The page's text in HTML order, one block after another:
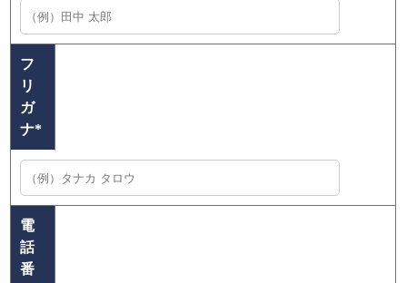
フ
リ
ガ
ナ*
電
話
番